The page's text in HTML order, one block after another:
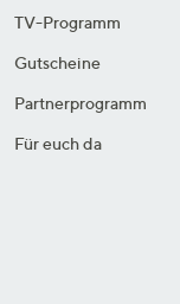
TV-Programm
Gutscheine
Partnerprogramm
Für euch da